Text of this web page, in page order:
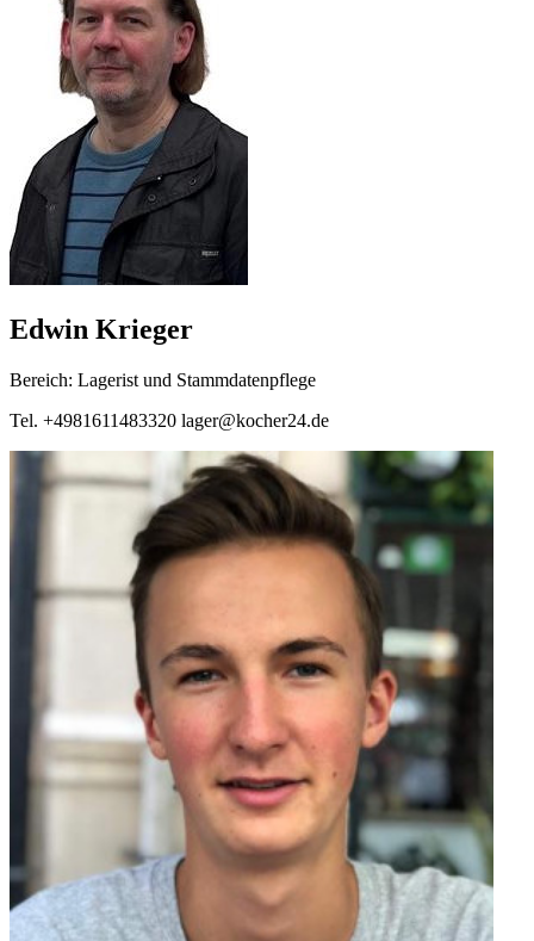
Edwin Krieger
Bereich: Lagerist und Stammdatenpflege
Tel. +4981611483320 lager@kocher24.de